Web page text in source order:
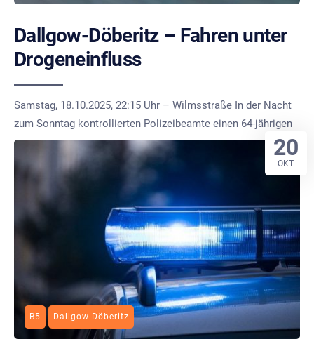
Dallgow-Döberitz – Fahren unter
Drogeneinfluss
Samstag, 18.10.2025, 22:15 Uhr – Wilmsstraße In der Nacht
zum Sonntag kontrollierten Polizeibeamte einen 64-jährigen
B5 Dallgow-Döberitz
20
OKT.